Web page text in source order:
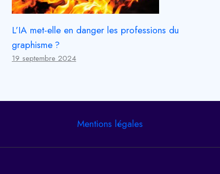
L’IA met-elle en danger les professions du
graphisme ?
19 septembre 2024
Mentions légales